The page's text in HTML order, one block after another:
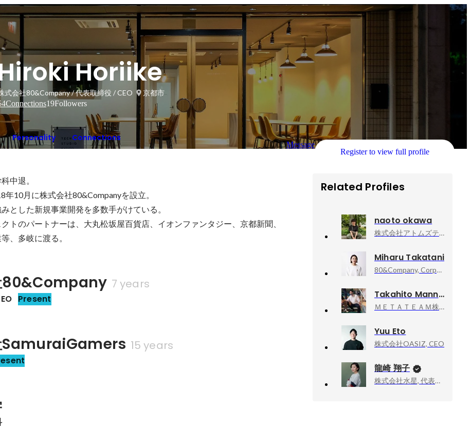
Horiike
式会社80&Company / 代表取締役 / CEO
京都市
Connections19Followers
Personality Connections
Message
Register to view full profile
中退。
年10月に株式会社80&Companyを設立。
とした新規事業開発を多数手がけている。
トのパートナーは、大丸松坂屋百貨店、イオンファンタジー、京都新聞、
、多岐に渡る。
80&Company 7 years
Present
SamuraiGamers 15 years
Related Profiles
naoto okawa
株式会社アトムズテクノロジー, フロントエンドエンジニア
Miharu Takatani
80&Company, Corporate/人事 HR Manager
Takahito Mannami
ＭＥＴＡＴＥＡＭ株式会社, 西日本事業部
Yuu Eto
株式会社OASIZ, CEO
龍崎 翔子
株式会社水星, 代表取締役